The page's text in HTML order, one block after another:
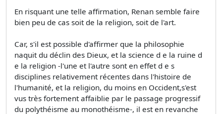
En risquant une telle affirmation, Renan semble faire
bien peu de cas soit de la religion, soit de l'art.
Car, s'il est possible d'affirmer que la philosophie
naquit du déclin des Dieux, et la science d e la ruine d
e la religion -l'une et l'autre sont en effet d e s
disciplines relativement récentes dans l'histoire de
l'humanité, et la religion, du moins en Occident,s'est
vus très fortement affaiblie par le passage progressif
du polythéisme au monothéisme-, il est en revanche